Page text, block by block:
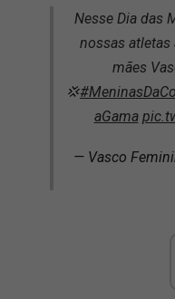
Nesse Dia das
nossas atletas
mães
💢
aGama
— Vasco